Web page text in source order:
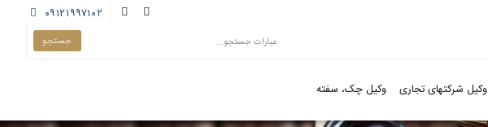
۰۹۱۲۱۹۹۷۱۰۲
وکیل شرکتهای تجاری وکیل چک، سفته